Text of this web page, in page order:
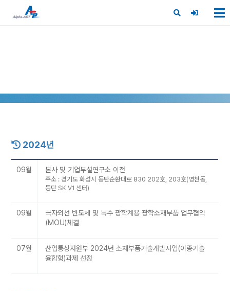
2024년
09월 본사 및 기업부설연구소 이전
주소 : 경기도 화성시 동탄순환대로 830 202호, 203호(영천동,
동탄 SK V1 센터)
09월
극자외선 반도체 및 특수 광학계용 광학소재부품 업무협약
(MOU)체결
07월
산업통상자원부 2024년 소재부품기술개발사업(이종기술
융합형)과제 선정